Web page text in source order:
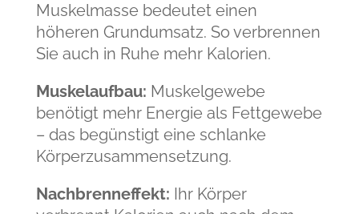
Muskelmasse bedeutet einen
höheren Grundumsatz. So verbrennen
Sie auch in Ruhe mehr Kalorien.
Muskelaufbau: Muskelgewebe
benötigt mehr Energie als Fettgewebe
– das begünstigt eine schlanke
Körperzusammensetzung.
Nachbrenneffekt: Ihr Körper